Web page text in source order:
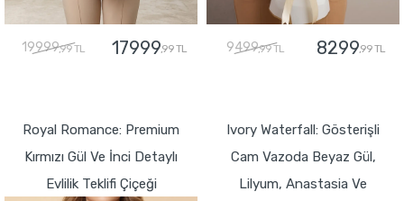
19999,99 TL 17999,99 TL 9499,99 TL 8299,99 TL
Royal Romance: Premium
Kırmızı Gül Ve İnci Detaylı
Evlilik Teklifi Çiçeği
Ivory Waterfall: Gösterişli
Cam Vazoda Beyaz Gül,
Lilyum, Anastasia Ve